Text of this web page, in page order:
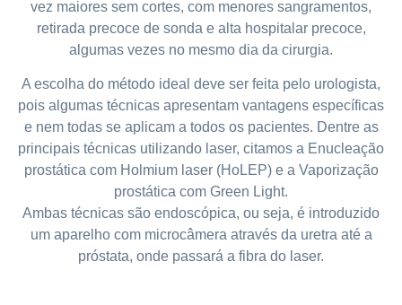
vez maiores sem cortes, com menores sangramentos,
retirada precoce de sonda e alta hospitalar precoce,
algumas vezes no mesmo dia da cirurgia.
A escolha do método ideal deve ser feita pelo urologista,
pois algumas técnicas apresentam vantagens específicas
e nem todas se aplicam a todos os pacientes. Dentre as
principais técnicas utilizando laser, citamos a Enucleação
prostática com Holmium laser (HoLEP) e a Vaporização
prostática com Green Light.
Ambas técnicas são endoscópica, ou seja, é introduzido
um aparelho com microcâmera através da uretra até a
próstata, onde passará a fibra do laser.